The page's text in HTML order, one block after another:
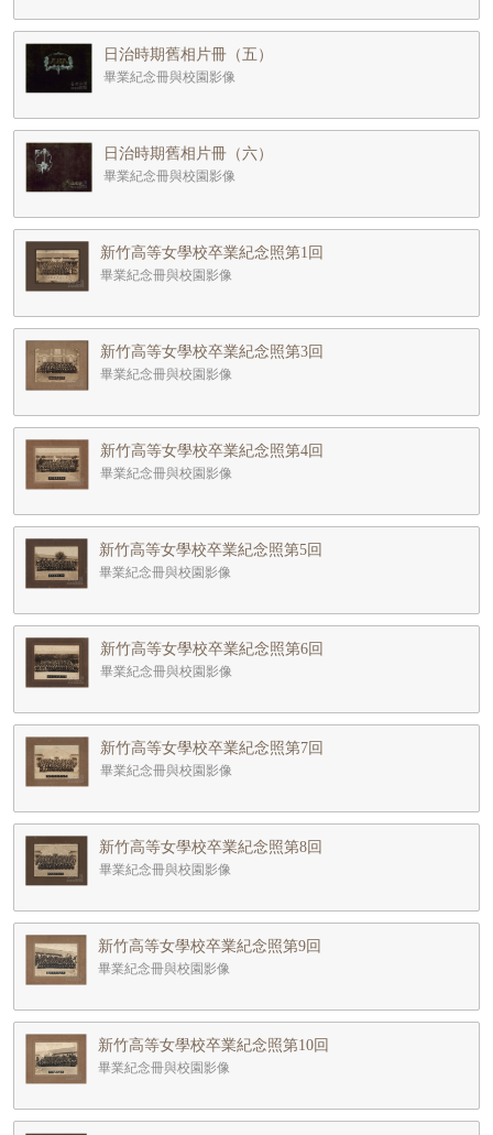
日治時期舊相片冊（五）
畢業紀念冊與校園影像
日治時期舊相片冊（六）
畢業紀念冊與校園影像
新竹高等女學校卒業紀念照第1回
畢業紀念冊與校園影像
新竹高等女學校卒業紀念照第3回
畢業紀念冊與校園影像
新竹高等女學校卒業紀念照第4回
畢業紀念冊與校園影像
新竹高等女學校卒業紀念照第5回
畢業紀念冊與校園影像
新竹高等女學校卒業紀念照第6回
畢業紀念冊與校園影像
新竹高等女學校卒業紀念照第7回
畢業紀念冊與校園影像
新竹高等女學校卒業紀念照第8回
畢業紀念冊與校園影像
新竹高等女學校卒業紀念照第9回
畢業紀念冊與校園影像
新竹高等女學校卒業紀念照第10回
畢業紀念冊與校園影像